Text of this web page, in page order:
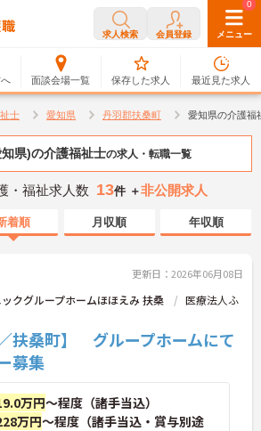
求人検索 会員登録 メニュー
面談会場一覧
0
保存した求人
0
最近見た求人
士 愛知県 丹羽郡扶桑町 愛知県の介護福
県)の介護福祉士の求人・転職一覧
・福祉求人数 13件 ＋非公開求人
着順 月収順 年収順
更新日：2026年06月08日
クグループホームほほえみ 扶桑
医療法人ふ
扶桑町】 グループホームにて
募集
万円～程度（諸手当込）
万円～程度（諸手当込・賞与別途